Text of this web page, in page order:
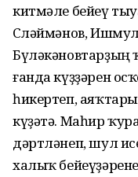
китмәле бейеү
Сөләймәнов,
Бүләкәнов­тар­ҙың
ғанда күҙҙә­рен
һикертеп,
кү­ҙәтә. Маһир
дәртләнеп, шул
халыҡ